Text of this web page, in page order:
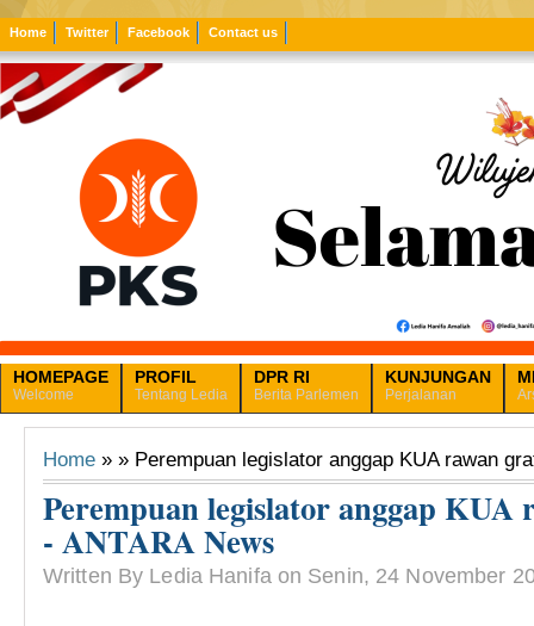
Home Twitter Facebook Contact us
HOMEPAGE
Welcome
PROFIL
Tentang Ledia
DPR RI
Berita Parlemen
KUNJUNGAN
Perjalanan
Home » » Perempuan legislator anggap KUA rawan
Perempuan legislator anggap KUA
- ANTARA News
Written By Ledia Hanifa on Senin, 24 November